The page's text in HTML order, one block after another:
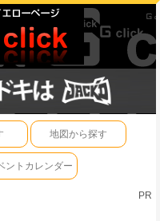
地図から探す
ントカレンダー
PR